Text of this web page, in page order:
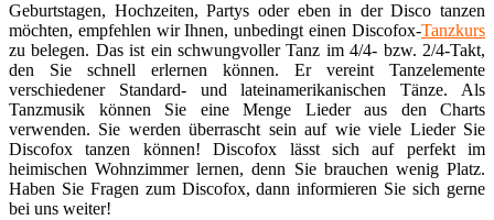
Geburtstagen, Hochzeiten, Partys oder eben in der Disco tanzen
möchten, empfehlen wir Ihnen, unbedingt einen Discofox-Tanzkurs
zu belegen. Das ist ein schwungvoller Tanz im 4/4- bzw. 2/4-Takt,
den Sie schnell erlernen können. Er vereint Tanzelemente
verschiedener Standard- und lateinamerikanischen Tänze. Als
Tanzmusik können Sie eine Menge Lieder aus den Charts
verwenden. Sie werden überrascht sein auf wie viele Lieder Sie
Discofox tanzen können! Discofox lässt sich auf perfekt im
heimischen Wohnzimmer lernen, denn Sie brauchen wenig Platz.
Haben Sie Fragen zum Discofox, dann informieren Sie sich gerne
bei uns weiter!